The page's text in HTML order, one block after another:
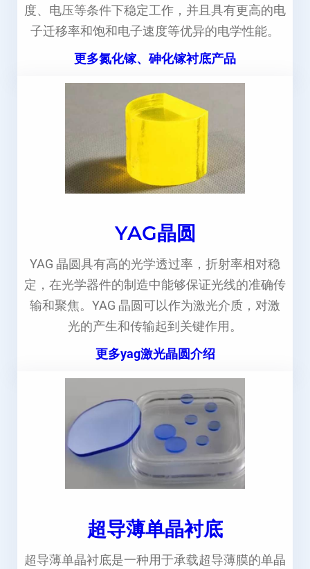
度、电压等条件下稳定工作，并且具有更高的电
子迁移率和饱和电子速度等优异的电学性能。
更多氮化镓、砷化镓衬底产品
YAG晶圆
YAG 晶圆具有高的光学透过率，折射率相对稳
定，在光学器件的制造中能够保证光线的准确传
输和聚焦。YAG 晶圆可以作为激光介质，对激
光的产生和传输起到关键作用。
更多yag激光晶圆介绍
超导薄单晶衬底
超导薄单晶衬底是一种用于承载超导薄膜的单晶